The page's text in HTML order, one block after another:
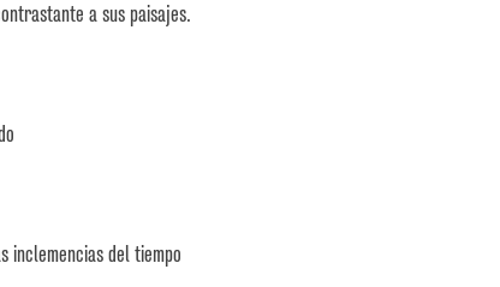
a sus paisajes.
inclemencias del tiempo